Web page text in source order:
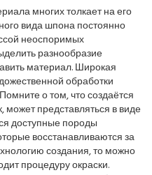
многих толкает на его
вида шпона постоянно
неоспоримых
разнообразие
материал. Широкая
обработки
о том, что создаётся
может представляться в виде
доступные породы
восстанавливаются за
создания, то можно
процедуру окраски.